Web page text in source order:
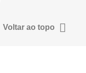
Voltar ao topo 